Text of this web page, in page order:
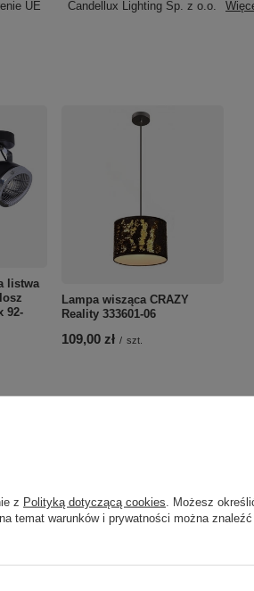
UE Candellux Lighting Sp. z o.o.
listwa
92-
Lampa wisząca CRAZY
Reality 333601-06
109,00 zł / szt.
z Polityką dotyczącą cookies . Możesz
temat warunków i prywatności można